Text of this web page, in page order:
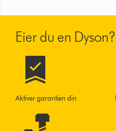
Eier du en Dyson?
Aktiver garantien din